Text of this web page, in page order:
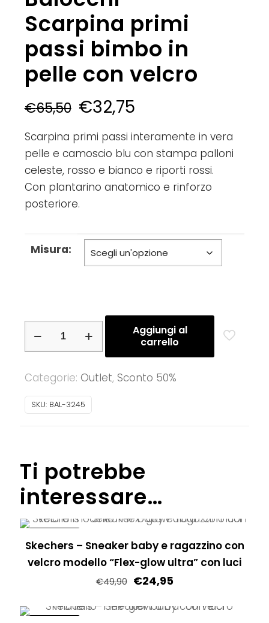
Scarpina primi
passi bimbo in
pelle con velcro
€65,50 €32,75
Scarpina primi passi interamente in vera
pelle e camoscio blu con stampa palloni
celeste, rosso e bianco e riporti rossi.
Con plantarino anatomico e rinforzo
posteriore.
Misura:
primi
passi
bimbo
con
velcro
quantità
Aggiungi al
carrello
Categorie: Outlet, Sconto 50%
SKU: BAL-3245
Ti potrebbe
interessare…
Skechers – Sneaker baby e ragazzino con
velcro modello “Flex-glow ultra” con luci
€49,90 €24,95